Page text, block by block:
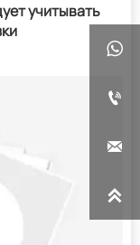
учитывать



